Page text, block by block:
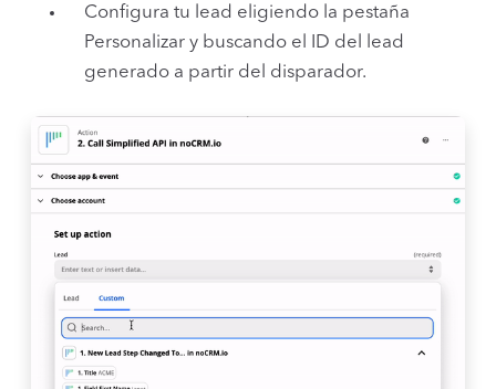
Configura tu lead eligiendo la pestaña
Personalizar y buscando el ID del lead
generado a partir del disparador.